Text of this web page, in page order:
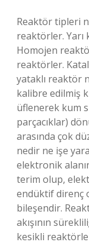
Reaktör tipleri
reaktörler.
Homojen
reaktörler.
yataklı reaktör
kalibre edilmiş
üflenerek kum
parçacıklar)
arasında çok
nedir ne işe
elektronik
terim olup,
endüktif direnç
bileşendir.
akışının
kesikli